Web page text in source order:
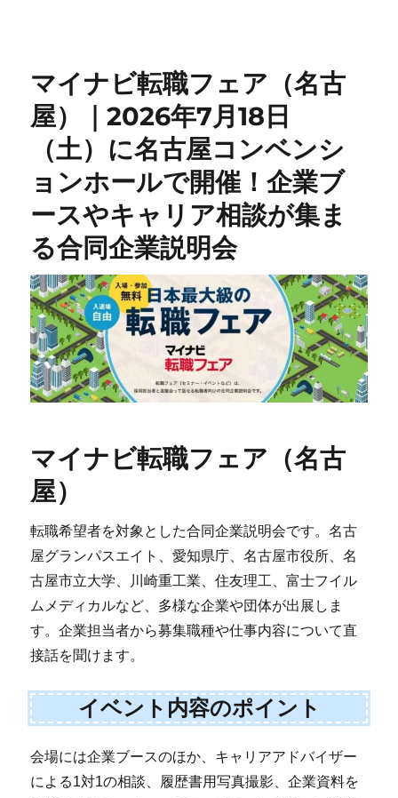
マイナビ転職フェア（名古
屋）｜2026年7月18日
（土）に名古屋コンベンシ
ョンホールで開催！企業ブ
ースやキャリア相談が集ま
る合同企業説明会
マイナビ転職フェア（名古
屋）
転職希望者を対象とした合同企業説明会です。名古
屋グランパスエイト、愛知県庁、名古屋市役所、名
古屋市立大学、川崎重工業、住友理工、富士フイル
ムメディカルなど、多様な企業や団体が出展しま
す。企業担当者から募集職種や仕事内容について直
接話を聞けます。
イベント内容のポイント
会場には企業ブースのほか、キャリアアドバイザー
による1対1の相談、履歴書用写真撮影、企業資料を